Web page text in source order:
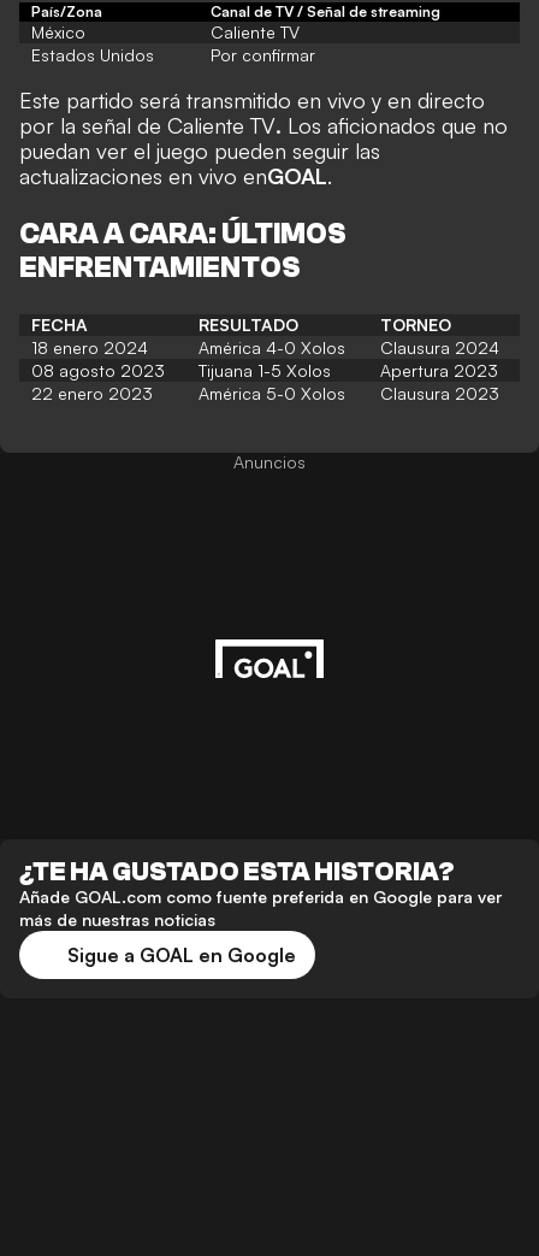
País/Zona Canal de TV / Señal de streaming
México
Caliente TV
Estados Unidos
Por confirmar
Este partido será transmitido en vivo y en directo
por la señal de Caliente TV. Los aficionados que no
puedan ver el juego pueden seguir las
actualizaciones en vivo enGOAL.
CARA A CARA: ÚLTIMOS
ENFRENTAMIENTOS
FECHA RESULTADO
TORNEO
18 enero 2024
América 4-0 Xolos
Clausura 2024
08 agosto 2023
Tijuana 1-5 Xolos
Apertura 2023
22 enero 2023
América 5-0 Xolos Clausura 2023
Anuncios
¿TE HA GUSTADO ESTA HISTORIA?
Añade GOAL.com como fuente preferida en Google para ver
más de nuestras noticias
Sigue a GOAL en Google